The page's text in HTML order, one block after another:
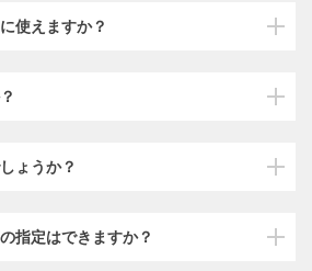
使えますか？
ょうか？
指定はできますか？